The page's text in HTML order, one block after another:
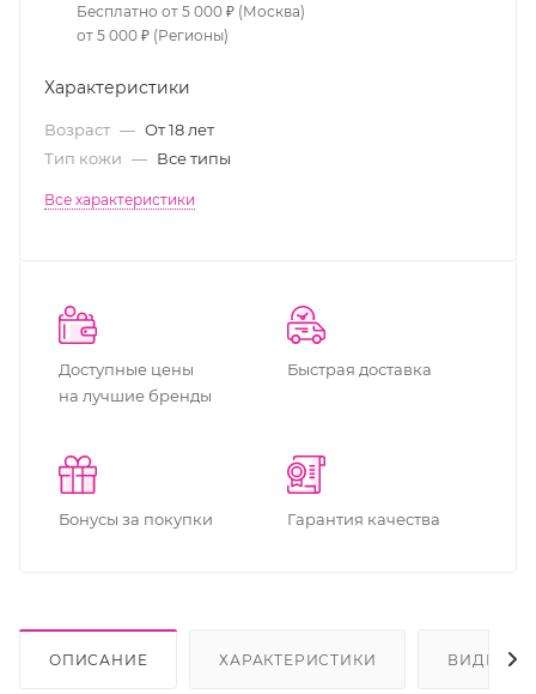
Бесплатно от 5 000 ₽ (Москва)
от 5 000 ₽ (Регионы)
Характеристики
Возраст — От 18 лет
Тип кожи — Все типы
Все характеристики
Доступные цены
на лучшие бренды
Быстрая доставка
Бонусы за покупки Гарантия качества
ОПИСАНИЕ ХАРАКТЕРИСТИКИ ВИДЕО